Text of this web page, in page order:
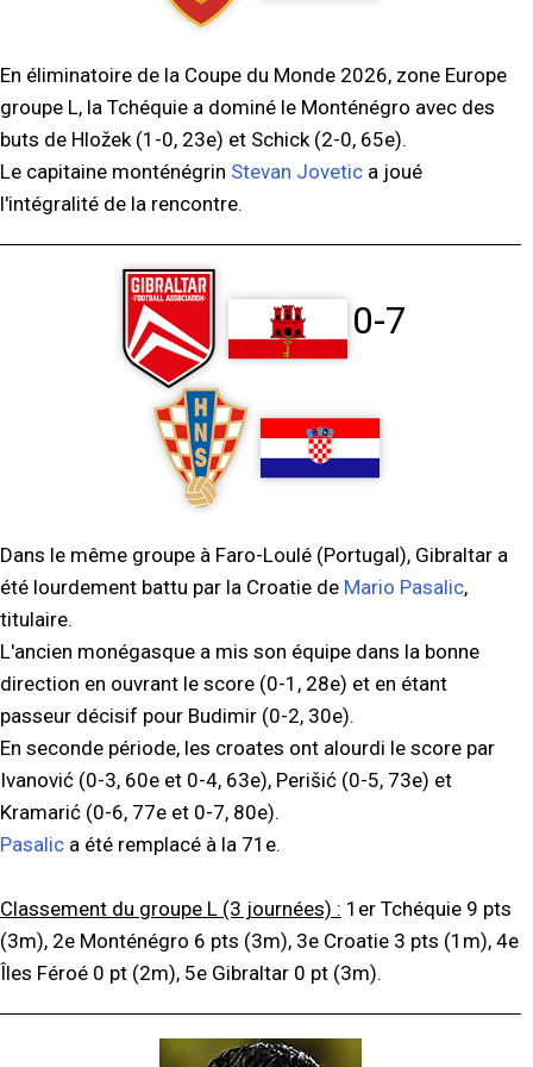
En éliminatoire de la Coupe du Monde 2026, zone Europe
groupe L, la Tchéquie a dominé le Monténégro avec des
buts de Hložek (1-0, 23e) et Schick (2-0, 65e).
Le capitaine monténégrin Stevan Jovetic a joué
l'intégralité de la rencontre.
0-7
Dans le même groupe à Faro-Loulé (Portugal), Gibraltar a
été lourdement battu par la Croatie de Mario Pasalic,
titulaire.
L'ancien monégasque a mis son équipe dans la bonne
direction en ouvrant le score (0-1, 28e) et en étant
passeur décisif pour Budimir (0-2, 30e).
En seconde période, les croates ont alourdi le score par
Ivanović (0-3, 60e et 0-4, 63e), Perišić (0-5, 73e) et
Kramarić (0-6, 77e et 0-7, 80e).
Pasalic a été remplacé à la 71e.
Classement du groupe L (3 journées) : 1er Tchéquie 9 pts
(3m), 2e Monténégro 6 pts (3m), 3e Croatie 3 pts (1m), 4e
Îles Féroé 0 pt (2m), 5e Gibraltar 0 pt (3m).